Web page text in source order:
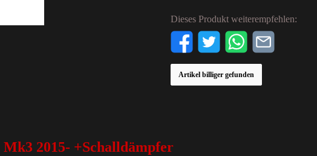
Dieses Produkt weiterempfehlen:
Artikel billiger gefunden
2015- +Schalldämpfer